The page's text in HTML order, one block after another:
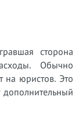
сторона
Обычно
на юристов. Это
дополнительный